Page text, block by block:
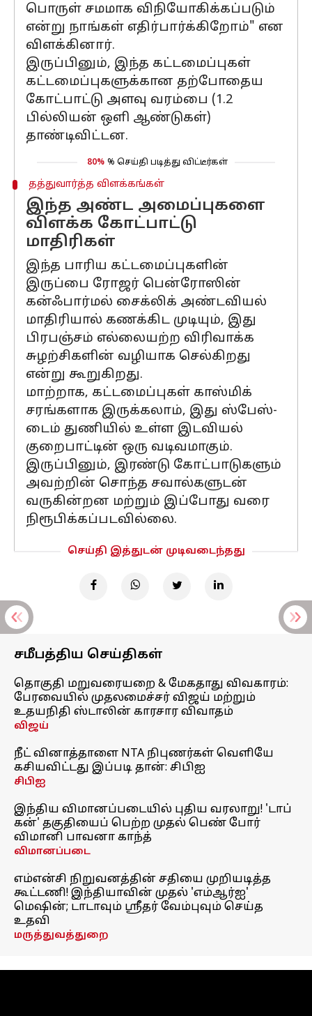
பொருள் சமமாக விநியோகிக்கப்படும்
என்று நாங்கள் எதிர்பார்க்கிறோம்" என
விளக்கினார்.
இருப்பினும், இந்த கட்டமைப்புகள்
கட்டமைப்புகளுக்கான தற்போதைய
கோட்பாட்டு அளவு வரம்பை (1.2
பில்லியன் ஒளி ஆண்டுகள்)
தாண்டிவிட்டன.
80% % செய்தி படித்து விட்டீர்கள்
தத்துவார்த்த விளக்கங்கள்
இந்த அண்ட அமைப்புகளை
விளக்க கோட்பாட்டு
மாதிரிகள்
இந்த பாரிய கட்டமைப்புகளின்
இருப்பை ரோஜர் பென்ரோஸின்
கன்ஃபார்மல் சைக்லிக் அண்டவியல்
மாதிரியால் கணக்கிட முடியும், இது
பிரபஞ்சம் எல்லையற்ற விரிவாக்க
சுழற்சிகளின் வழியாக செல்கிறது
என்று கூறுகிறது.
மாற்றாக, கட்டமைப்புகள் காஸ்மிக்
சரங்களாக இருக்கலாம், இது ஸ்பேஸ்-
டைம் துணியில் உள்ள இடவியல்
குறைபாட்டின் ஒரு வடிவமாகும்.
இருப்பினும், இரண்டு கோட்பாடுகளும்
அவற்றின் சொந்த சவால்களுடன்
வருகின்றன மற்றும் இப்போது வரை
நிரூபிக்கப்படவில்லை.
செய்தி இத்துடன் முடிவடைந்தது
சமீபத்திய செய்திகள்
தொகுதி மறுவரையறை & மேகதாது விவகாரம்:
பேரவையில் முதலமைச்சர் விஜய் மற்றும்
உதயநிதி ஸ்டாலின் காரசார விவாதம்
விஜய்
நீட் வினாத்தாளை NTA நிபுணர்கள் வெளியே
கசியவிட்டது இப்படி தான்: சிபிஐ
சிபிஐ
இந்திய விமானப்படையில் புதிய வரலாறு! 'டாப்
கன்' தகுதியைப் பெற்ற முதல் பெண் போர்
விமானி பாவனா காந்த்
விமானப்படை
எம்என்சி நிறுவனத்தின் சதியை முறியடித்த
கூட்டணி! இந்தியாவின் முதல் 'எம்ஆர்ஐ'
மெஷின்; டாடாவும் ஸ்ரீதர் வேம்புவும் செய்த
உதவி
மருத்துவத்துறை